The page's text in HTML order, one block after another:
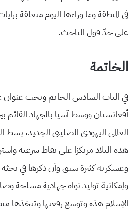
في المنطقة وما وراءها اليوم متعلقة
على حدّ قول الباحث.
الخاتمة
في الباب السادس الخاتم وتحت عنوان
أفغانستان ووسط آسيا بالجهاد القائم
العالمي اليهودي الصليبي الجديد، بسط
هذه البلاد مرتكزا على نقاط شرعية
وعسكرية كثيرة سبق وأن ذكرها في
وإمكانية توليد نواة جهادية مسلحة
الإسلام هذه وتوسع رقعتها وتتخذها